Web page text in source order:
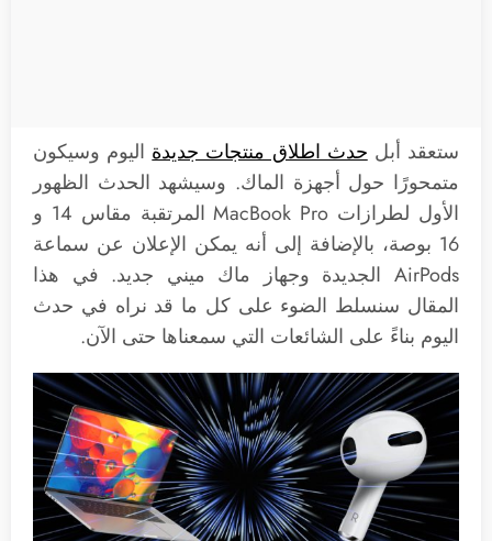
ستعقد أبل حدث اطلاق منتجات جديدة اليوم وسيكون
متمحورًا حول أجهزة الماك. وسيشهد الحدث الظهور
الأول لطرازات MacBook Pro المرتقبة مقاس 14 و
16 بوصة، بالإضافة إلى أنه يمكن الإعلان عن سماعة
AirPods الجديدة وجهاز ماك ميني جديد. في هذا
المقال سنسلط الضوء على كل ما قد نراه في حدث
اليوم بناءً على الشائعات التي سمعناها حتى الآن.